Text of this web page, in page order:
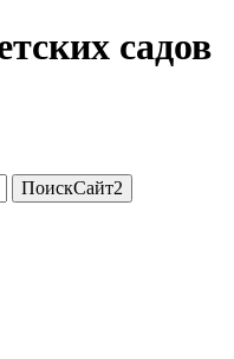
садов
ПоискСайт2